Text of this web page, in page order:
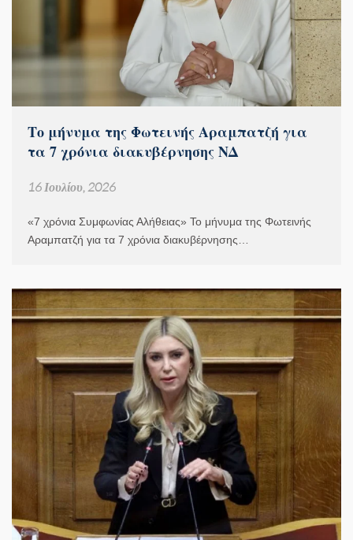
Το μήνυμα της Φωτεινής Αραμπατζή για
τα 7 χρόνια διακυβέρνησης ΝΔ
16 Ιουλίου, 2026
«7 χρόνια Συμφωνίας Αλήθειας» Το μήνυμα της Φωτεινής
Αραμπατζή για τα 7 χρόνια διακυβέρνησης…